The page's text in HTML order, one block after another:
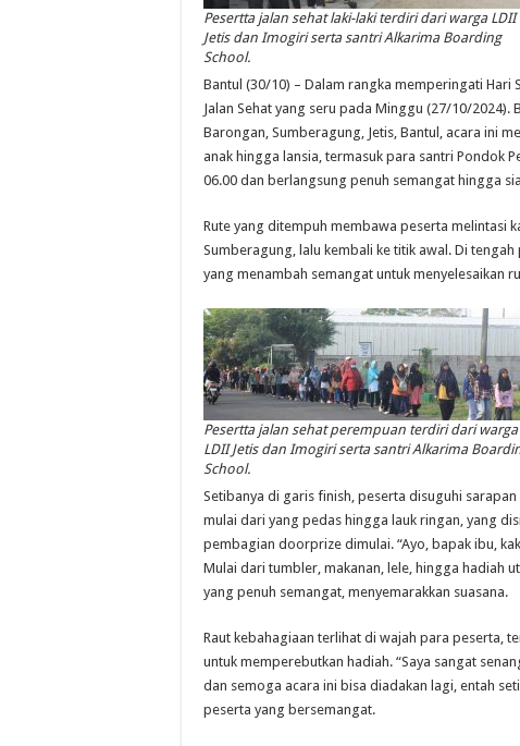
Pesertta jalan sehat laki-laki terdiri dari warga LDII
Jetis dan Imogiri serta santri Alkarima Boarding
School.
Bantul (30/10) – Dalam rangka memperingati Hari
Jalan Sehat yang seru pada Minggu (27/10/
Barongan, Sumberagung, Jetis, Bantul, acara ini
anak hingga lansia, termasuk para santri Pondok
06.00 dan berlangsung penuh semangat hingga
Rute yang ditempuh membawa peserta melintasi
Sumberagung, lalu kembali ke titik awal. Di
yang menambah semangat untuk menyelesaikan
Pesertta jalan sehat perempuan terdiri dari warga
LDII Jetis dan Imogiri serta santri Alkarima
School.
Setibanya di garis finish, peserta disuguhi
mulai dari yang pedas hingga lauk ringan, yang
pembagian doorprize dimulai. “Ayo, bapak ibu,
Mulai dari tumbler, makanan, lele, hingga hadiah
yang penuh semangat, menyemarakkan suasana.
Raut kebahagiaan terlihat di wajah para peserta,
untuk memperebutkan hadiah. “Saya sangat
dan semoga acara ini bisa diadakan lagi, entah
peserta yang bersemangat.